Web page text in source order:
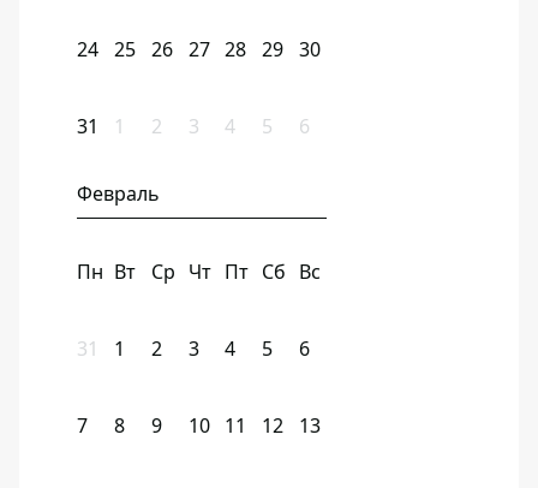
24 25 26 27 28 29 30
31 1 2 3 4 5 6
Февраль
Пн Вт Ср Чт Пт Сб Вс
31 1 2 3 4 5 6
7 8 9 10 11 12 13